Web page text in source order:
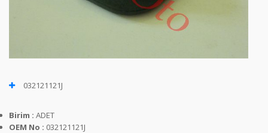
032121121J
Birim : ADET
OEM No : 032121121J